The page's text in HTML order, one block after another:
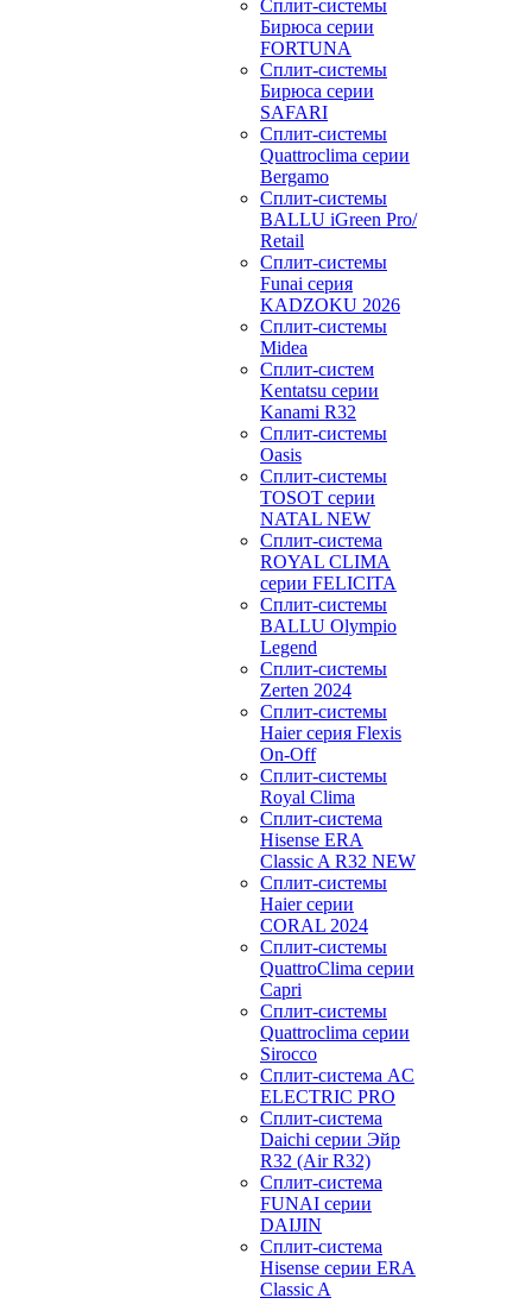
Сплит-системы
Бирюса серии
FORTUNA
Сплит-системы
Бирюса серии
SAFARI
Сплит-системы
Quattroclima серии
Bergamo
Сплит-системы
BALLU iGreen Pro/
Retail
Сплит-системы
Funai серия
KADZOKU 2026
Сплит-системы
Midea
Сплит-систем
Kentatsu серии
Kanami R32
Сплит-системы
Oasis
Сплит-системы
TOSOT серии
NATAL NEW
Сплит-система
ROYAL CLIMA
серии FELICITA
Сплит-системы
BALLU Olympio
Legend
Сплит-системы
Zerten 2024
Сплит-системы
Haier серия Flexis
On-Off
Сплит-системы
Royal Clima
Сплит-система
Hisense ERA
Classic A R32 NEW
Сплит-системы
Haier cерии
CORAL 2024
Сплит-системы
QuattroClima серии
Capri
Сплит-системы
Quattroclima серии
Sirocco
Сплит-система AC
ELECTRIC PRO
Сплит-система
Daichi серии Эйр
R32 (Air R32)
Сплит-система
FUNAI серии
DAIJIN
Сплит-система
Hisense серии ERA
Classic A